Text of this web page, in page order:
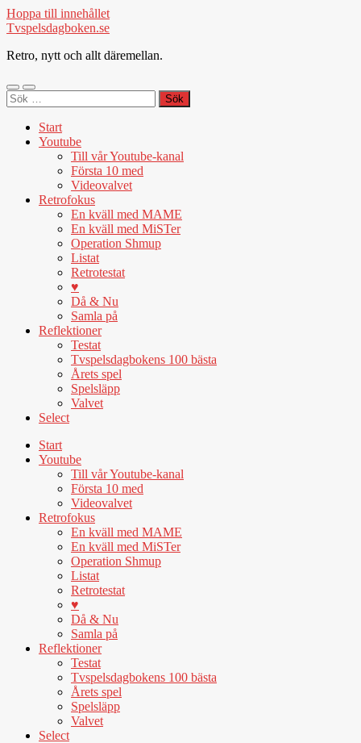
Hoppa till innehållet
Tvspelsdagboken.se
Retro, nytt och allt däremellan.
Slå
på/av
Slå
på/av
Sök
efter:
Start
Youtube
Till vår Youtube-kanal
Första 10 med
Videovalvet
Retrofokus
En kväll med MAME
En kväll med MiSTer
Operation Shmup
Listat
Retrotestat
♥
Då & Nu
Samla på
Reflektioner
Testat
Tvspelsdagbokens 100 bästa
Årets spel
Spelsläpp
Valvet
Select
Start
Youtube
Till vår Youtube-kanal
Första 10 med
Videovalvet
Retrofokus
En kväll med MAME
En kväll med MiSTer
Operation Shmup
Listat
Retrotestat
♥
Då & Nu
Samla på
Reflektioner
Testat
Tvspelsdagbokens 100 bästa
Årets spel
Spelsläpp
Valvet
Select